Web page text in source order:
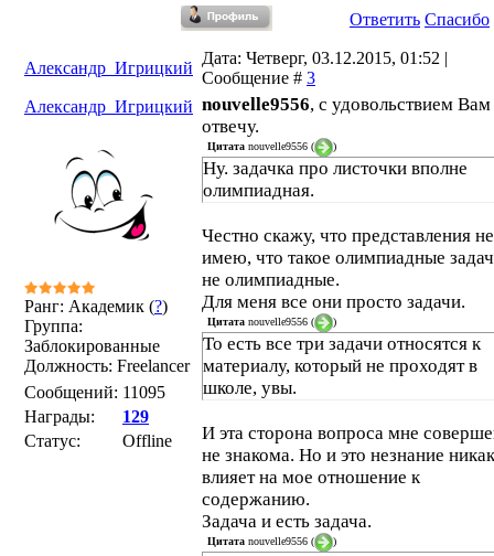
Ответить Спасибо
Александр_Игрицкий
Дата: Четверг, 03.12.2015, 01:52 |
Сообщение # 3
Александр_Игрицкий
Ранг: Академик (?)
Группа:
Заблокированные
Должность: Freelancer
Сообщений: 11095
Награды:
129
Статус:
Offline
nouvelle9556, с удовольствием Вам
отвечу.
Цитата nouvelle9556 ( )
Ну. задачка про листочки вполне
олимпиадная.
Честно скажу, что представления не
имею, что такое олимпиадные
не олимпиадные.
Для меня все они просто задачи.
Цитата nouvelle9556 ( )
То есть все три задачи относятся к
материалу, который не проходят в
школе, увы.
И эта сторона вопроса мне
не знакома. Но и это незнание
влияет на мое отношение к
содержанию.
Задача и есть задача.
Цитата nouvelle9556 ( )